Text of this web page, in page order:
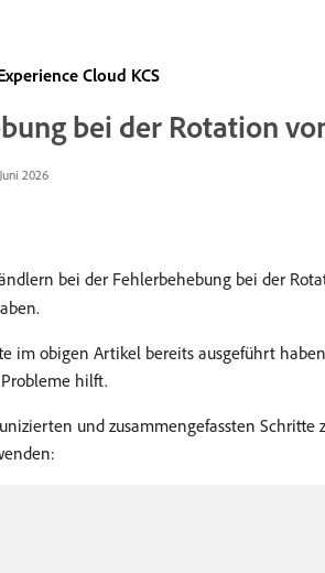
Cloud KCS
bei der Rotation
2026
bei der Fehlerbehebung bei der
im obigen Artikel bereits ausgeführt
hilft.
und zusammengefassten